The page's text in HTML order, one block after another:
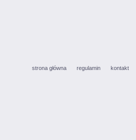
strona główna regulamin kontakt